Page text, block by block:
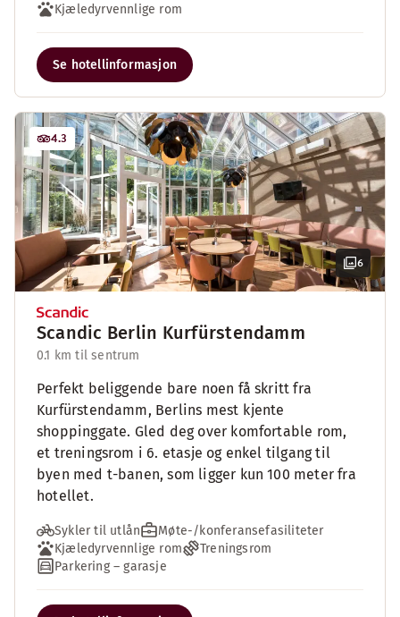
Kjæledyrvennlige rom
Se hotellinformasjon
6
4.3
Scandic Berlin Kurfürstendamm
0.1 km til sentrum
Perfekt beliggende bare noen få skritt fra
Kurfürstendamm, Berlins mest kjente
shoppinggate. Gled deg over komfortable rom,
et treningsrom i 6. etasje og enkel tilgang til
byen med t-banen, som ligger kun 100 meter fra
hotellet.
Sykler til utlån
Møte-/konferansefasiliteter
Kjæledyrvennlige rom
Treningsrom
Parkering – garasje